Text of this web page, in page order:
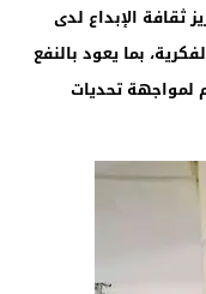
ثقافة الإبداع لدى
بما يعود بالنفع
تحديات